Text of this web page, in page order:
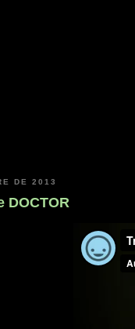
DE 2013
DOCTOR